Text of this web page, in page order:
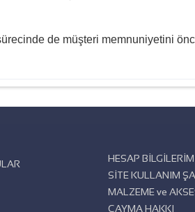
de müşteri memnuniyetini
HESAP
SİTE KULLANIM
MALZEME ve
CAYMA HAKKI